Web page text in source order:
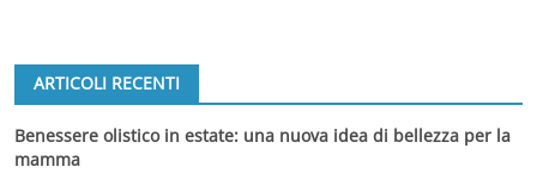
ARTICOLI RECENTI
Benessere olistico in estate: una nuova idea di bellezza per la
mamma